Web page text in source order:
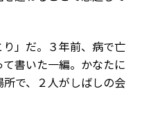
」だ。３年前、病で亡
書いた一編。かなたに
で、２人がしばしの会